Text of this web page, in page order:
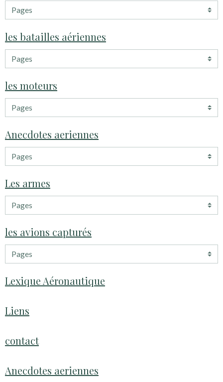
les batailles aériennes
les moteurs
Anecdotes aeriennes
Les armes
les avions capturés
Lexique Aéronautique
Liens
contact
Anecdotes aeriennes